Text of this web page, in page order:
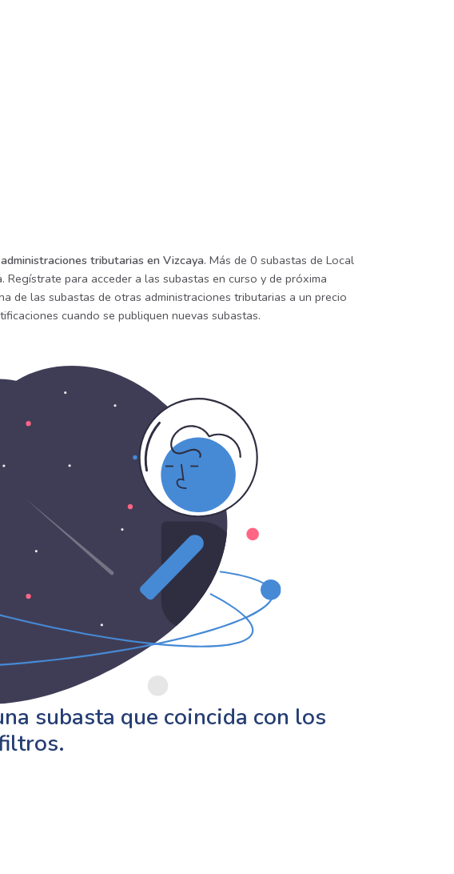
tributarias en Vizcaya. Más de 0 subastas de Local
para acceder a las subastas en curso y de próxima
de las subastas de otras administraciones tributarias a un precio
cuando se publiquen nuevas subastas.
subasta que coincida con los